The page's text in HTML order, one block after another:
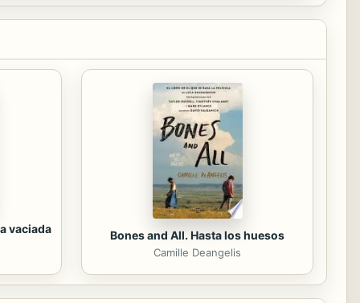
vaciada
Bones and All. Hasta los huesos
Camille Deangelis